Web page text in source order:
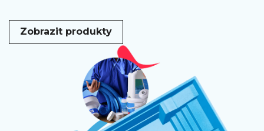
Zobrazit produkty